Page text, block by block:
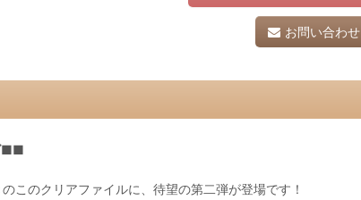
お問い合わせ
■■
このクリアファイルに、待望の第二弾が登場です！